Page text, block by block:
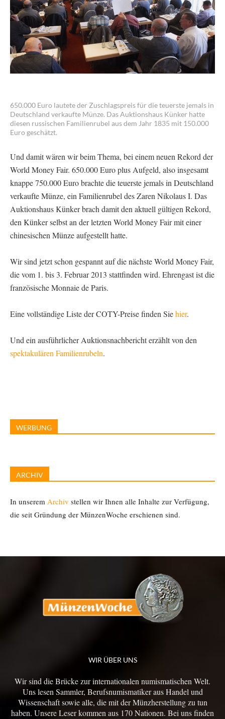
650.000 Euro lautete der Zuschlagspreis für die teuerste jemals in
Deutschland verkaufte Münze. Das Auktionshaus Künker hatte
diesen russischen Familienrubel aus dem Jahr 1835 mit 150.000
Euro geschätzt.
Und damit wären wir beim Thema, bei einem neuen Rekord der
World Money Fair. 650.000 Euro plus Aufgeld, also insgesamt
knappe 750.000 Euro brachte die teuerste jemals in Deutschland
verkaufte Münze, ein Familienrubel des Zaren Nikolaus I. Das
Auktionshaus Künker brach damit den aktuell gültigen Rekord,
den Künker selbst an der letzten World Money Fair mit einer
chinesischen Münze aufgestellt hatte.
Wir sind jetzt schon gespannt auf die nächste World Money Fair,
die vom 1. bis 3. Februar 2013 stattfinden wird. Ehrengast ist die
französische Monnaie de Paris.
Eine vollständige Liste der COTY-Preise finden Siehier.
Und ein ausführlicher Auktionsnachbericht erzählt von den
spektakulären Familienrubeln.
WERBUNG
ARCHIV
In unserem Archiv stellen wir Ihnen alle Inhalte zur Verfügung,
die seit Gründung der MünzenWoche erschienen sind.
WIR ÜBER UNS
Wir sind die Brücke zur internationalen numismatischen Welt.
Uns lesen Sammler, Berufsnumismatiker aus Handel und
Wissenschaft sowie alle, die mit der Münzherstellung zu tun
haben. Unsere Leser kommen aus 170 Nationen. Bei uns finden